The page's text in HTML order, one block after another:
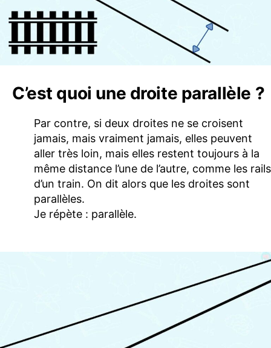
C’est quoi une droite parallèle ?
Par contre, si deux droites ne se croisent
jamais, mais vraiment jamais, elles peuvent
aller très loin, mais elles restent toujours à la
même distance l’une de l’autre, comme les rails
d’un train. On dit alors que les droites sont
parallèles.
Je répète : parallèle.